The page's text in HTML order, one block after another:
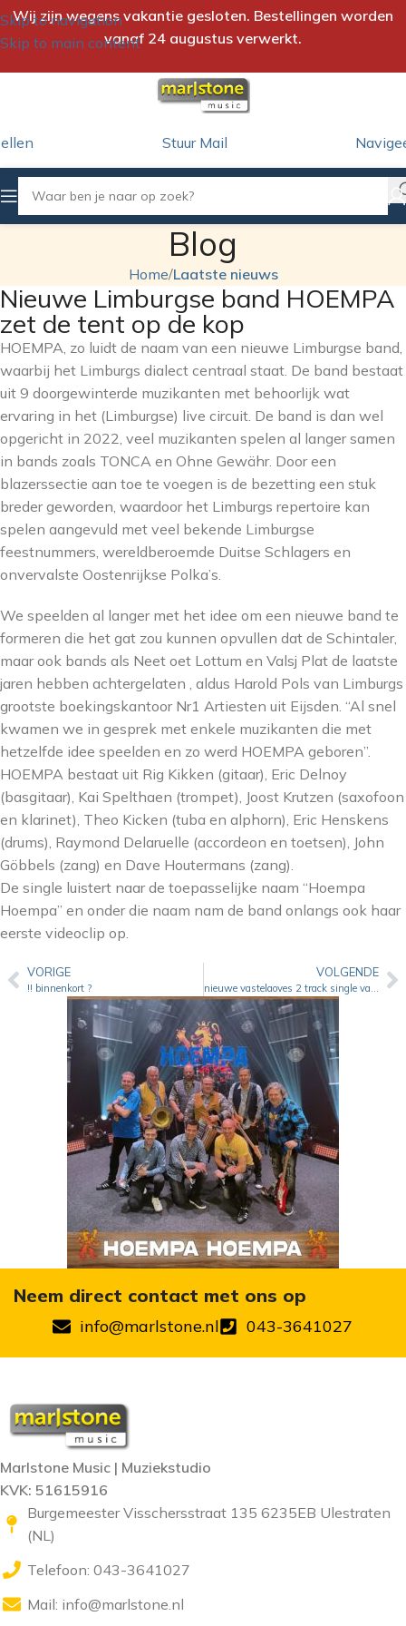
Skip to navigation
Skip to main content
Wij zijn wegens vakantie gesloten. Bestellingen worden
vanaf 24 augustus verwerkt.
Stuur Mail
Blog
Home/Laatste nieuws
Nieuwe Limburgse band HOEMPA
zet de tent op de kop
HOEMPA, zo luidt de naam van een nieuwe Limburgse band,
waarbij het Limburgs dialect centraal staat. De band bestaat
uit 9 doorgewinterde muzikanten met behoorlijk wat
ervaring in het (Limburgse) live circuit. De band is dan wel
opgericht in 2022, veel muzikanten spelen al langer samen
in bands zoals TONCA en Ohne Gewähr. Door een
blazerssectie aan toe te voegen is de bezetting een stuk
breder geworden, waardoor het Limburgs repertoire kan
spelen aangevuld met veel bekende Limburgse
feestnummers, wereldberoemde Duitse Schlagers en
onvervalste Oostenrijkse Polka’s.
We speelden al langer met het idee om een nieuwe band te
formeren die het gat zou kunnen opvullen dat de Schintaler,
maar ook bands als Neet oet Lottum en Valsj Plat de laatste
jaren hebben achtergelaten , aldus Harold Pols van Limburgs
grootste boekingskantoor Nr1 Artiesten uit Eijsden. “Al snel
kwamen we in gesprek met enkele muzikanten die met
hetzelfde idee speelden en zo werd HOEMPA geboren”.
HOEMPA bestaat uit Rig Kikken (gitaar), Eric Delnoy
(basgitaar), Kai Spelthaen (trompet), Joost Krutzen (saxofoon
en klarinet), Theo Kicken (tuba en alphorn), Eric Henskens
(drums), Raymond Delaruelle (accordeon en toetsen), John
Göbbels (zang) en Dave Houtermans (zang).
De single luistert naar de toepasselijke naam “Hoempa
Hoempa” en onder die naam nam de band onlangs ook haar
eerste videoclip op.
VORIGE
!! binnenkort ?
VOLGENDE
nieuwe vastelaoves 2 track single van La Bamba
Neem direct contact met ons op
info@marlstone.nl 043-3641027
Marlstone Music | Muziekstudio
KVK: 51615916
Burgemeester Visschersstraat 135 6235EB Ulestraten
(NL)
Telefoon: 043-3641027
Mail: info@marlstone.nl